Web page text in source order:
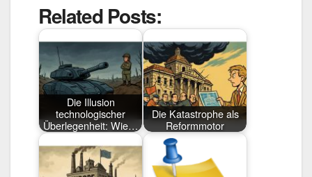
Related Posts:
Die Illusion
technologischer
Überlegenheit: Wie…
Die Katastrophe als
Reformmotor